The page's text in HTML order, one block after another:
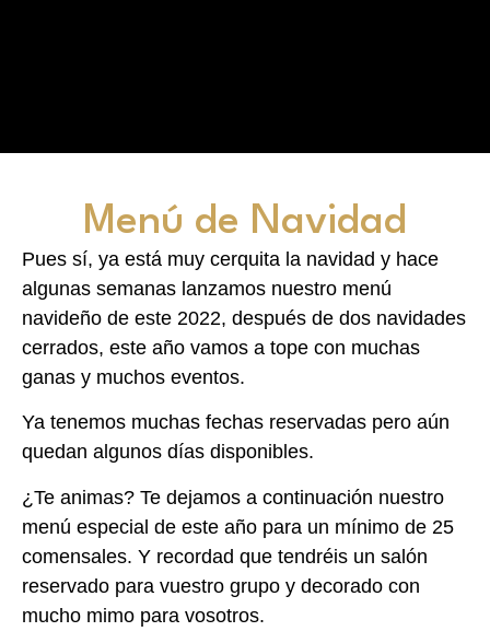
Menú de Navidad
Pues sí, ya está muy cerquita la navidad y hace
algunas semanas lanzamos nuestro menú
navideño de este 2022, después de dos navidades
cerrados, este año vamos a tope con muchas
ganas y muchos eventos.
Ya tenemos muchas fechas reservadas pero aún
quedan algunos días disponibles.
¿Te animas? Te dejamos a continuación nuestro
menú especial de este año para un mínimo de 25
comensales. Y recordad que tendréis un salón
reservado para vuestro grupo y decorado con
mucho mimo para vosotros.